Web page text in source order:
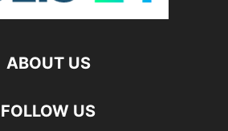
ABOUT US
FOLLOW US